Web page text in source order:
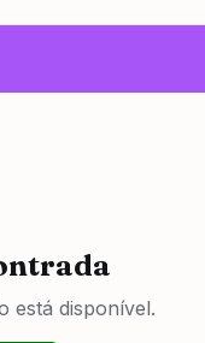
está disponível.